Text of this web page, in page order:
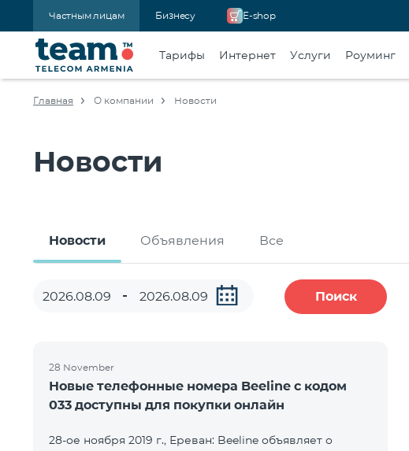
Частным лицам Бизнесу E-shop
Тарифы Интернет Услуги Роуминг
Главная О компании Новости
Новости
Новости Объявления Все
Поиск
28 November
Новые телефонные номера Beeline с кодом
033 доступны для покупки онлайн
28-ое ноября 2019 г., Ереван: Beeline объявляет о